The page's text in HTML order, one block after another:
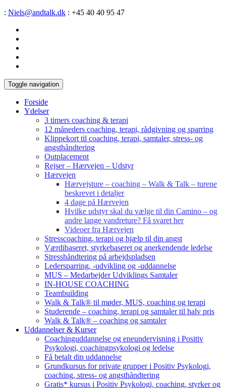
: Niels@andtalk.dk : +45 40 40 95 47
Toggle navigation
Forside
Ydelser
3 timers coaching & terapi
12 måneders coaching, terapi, rådgivning og sparring
Klippekort til coaching, terapi, samtaler, stress- og
angsthåndtering
Outplacement
Rejser – Hærvejen – Udstyr
Hærvejen
Hærvejsture – coaching – Walk & Talk – turene
beskrevet i detaljer
4 dage på Hærvejen
Hvilke udstyr skal du vælge til din Camino – og
andre lange vandreture? Få svaret her
Videoer fra Hærvejen
Stresscoaching, terapi og hjælp til din angst
Værdibaseret, styrkebaseret og anerkendende ledelse
Stresshåndtering på arbejdspladsen
Ledersparring, -udvikling og -uddannelse
MUS – Medarbejder Udviklings Samtaler
IN-HOUSE COACHING
Teambuilding
Walk & Talk® til møder, MUS, coaching og terapi
Studerende – coaching, terapi og samtaler til halv pris
Walk & Talk® – coaching og samtaler
Uddannelser & Kurser
Coachinguddannelse og eneundervisning i Positiv
Psykologi, coachingpsykologi og ledelse
Få betalt din uddannelse
Grundkursus for private grupper i Positiv Psykologi,
coaching, stress- og angsthåndtering
Gratis* kursus i Positiv Psykologi, coaching, styrker og